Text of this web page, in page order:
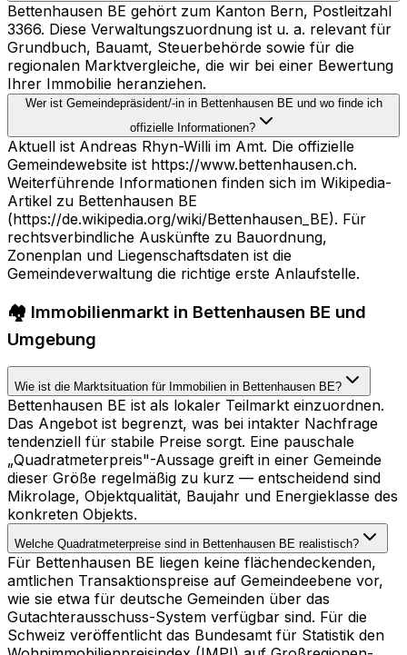
Bettenhausen BE gehört zum Kanton Bern, Postleitzahl
3366. Diese Verwaltungszuordnung ist u. a. relevant für
Grundbuch, Bauamt, Steuerbehörde sowie für die
regionalen Marktvergleiche, die wir bei einer Bewertung
Ihrer Immobilie heranziehen.
Wer ist Gemeindepräsident/-in in Bettenhausen BE und wo finde ich
offizielle Informationen?
Aktuell ist Andreas Rhyn-Willi im Amt. Die offizielle
Gemeindewebsite ist https://www.bettenhausen.ch.
Weiterführende Informationen finden sich im Wikipedia-
Artikel zu Bettenhausen BE
(https://de.wikipedia.org/wiki/Bettenhausen_BE). Für
rechtsverbindliche Auskünfte zu Bauordnung,
Zonenplan und Liegenschaftsdaten ist die
Gemeindeverwaltung die richtige erste Anlaufstelle.
🏘️ Immobilienmarkt in Bettenhausen BE und
Umgebung
Wie ist die Marktsituation für Immobilien in Bettenhausen BE?
Bettenhausen BE ist als lokaler Teilmarkt einzuordnen.
Das Angebot ist begrenzt, was bei intakter Nachfrage
tendenziell für stabile Preise sorgt. Eine pauschale
„Quadratmeterpreis"-Aussage greift in einer Gemeinde
dieser Größe regelmäßig zu kurz — entscheidend sind
Mikrolage, Objektqualität, Baujahr und Energieklasse des
konkreten Objekts.
Welche Quadratmeterpreise sind in Bettenhausen BE realistisch?
Für Bettenhausen BE liegen keine flächendeckenden,
amtlichen Transaktionspreise auf Gemeindeebene vor,
wie sie etwa für deutsche Gemeinden über das
Gutachterausschuss-System verfügbar sind. Für die
Schweiz veröffentlicht das Bundesamt für Statistik den